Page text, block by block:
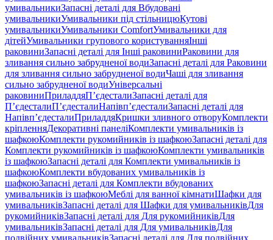
умивальникиЗапасні деталі для Вбудовані
умивальникиУмивальники під стільницюКутові
умивальникиУмивальники ComfortУмивальники для
дітейУмивальники групового користуванняІнші
раковиниЗапасні деталі для Інші раковиниРаковини для
зливання сильно забрудненої водиЗапасні деталі для Раковини
для зливання сильно забрудненої водиЧаші для зливання
сильно забрудненої водиУніверсальні
раковиниПриладдяП’єдесталиЗапасні деталі для
П’єдесталиП’єдесталиНапівп’єдесталиЗапасні деталі для
Напівп’єдесталиПриладдяКришки зливного отворуКомплекти
кріпленняДекоративні панеліКомплекти умивальників із
шафкоюКомплекти рукомийників із шафкоюЗапасні деталі для
Комплекти рукомийників із шафкоюКомплекти умивальників
із шафкоюЗапасні деталі для Комплекти умивальників із
шафкоюКомплекти вбудованих умивальників із
шафкоюЗапасні деталі для Комплекти вбудованих
умивальників із шафкоюМеблі для ванної кімнатиШафки для
умивальниківЗапасні деталі для Шафки для умивальниківДля
рукомийниківЗапасні деталі для Для рукомийниківДля
умивальниківЗапасні деталі для Для умивальниківДля
подвійних умивальниківЗапасні деталі для Для подвійних